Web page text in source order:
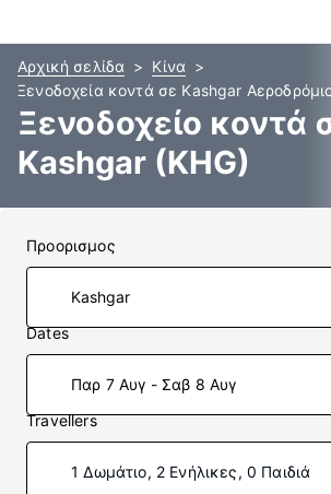
Αρχική σελίδα
Κίνα
Ξενοδοχεία κοντά σε Kashgar
Ξενοδοχείο κοντά
Kashgar (KHG)
Προορισμος
Dates
Παρ 7 Αυγ - Σαβ 8 Αυγ
Travellers
1 Δωμάτιο, 2 Ενήλικες, 0 Παιδιά